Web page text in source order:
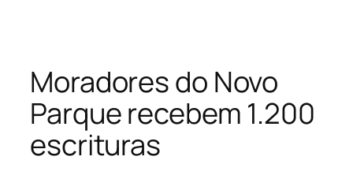
Moradores do Novo
Parque recebem 1.200
escrituras